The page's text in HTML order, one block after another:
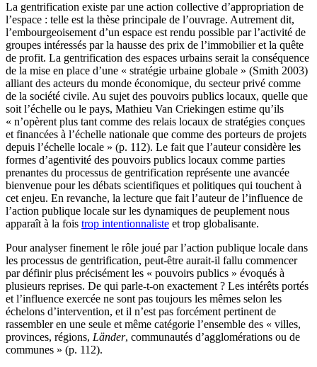
La gentrification existe par une action collective d’appropriation de
l’espace : telle est la thèse principale de l’ouvrage. Autrement dit,
l’embourgeoisement d’un espace est rendu possible par l’activité de
groupes intéressés par la hausse des prix de l’immobilier et la quête
de profit. La gentrification des espaces urbains serait la conséquence
de la mise en place d’une « stratégie urbaine globale » (Smith 2003)
alliant des acteurs du monde économique, du secteur privé comme
de la société civile. Au sujet des pouvoirs publics locaux, quelle que
soit l’échelle ou le pays, Mathieu Van Criekingen estime qu’ils
« n’opèrent plus tant comme des relais locaux de stratégies conçues
et financées à l’échelle nationale que comme des porteurs de projets
depuis l’échelle locale » (p. 112). Le fait que l’auteur considère les
formes d’agentivité des pouvoirs publics locaux comme parties
prenantes du processus de gentrification représente une avancée
bienvenue pour les débats scientifiques et politiques qui touchent à
cet enjeu. En revanche, la lecture que fait l’auteur de l’influence de
l’action publique locale sur les dynamiques de peuplement nous
apparaît à la fois trop intentionnaliste et trop globalisante.
Pour analyser finement le rôle joué par l’action publique locale dans
les processus de gentrification, peut-être aurait-il fallu commencer
par définir plus précisément les « pouvoirs publics » évoqués à
plusieurs reprises. De qui parle-t-on exactement ? Les intérêts portés
et l’influence exercée ne sont pas toujours les mêmes selon les
échelons d’intervention, et il n’est pas forcément pertinent de
rassembler en une seule et même catégorie l’ensemble des « villes,
provinces, régions, Länder, communautés d’agglomérations ou de
communes » (p. 112).